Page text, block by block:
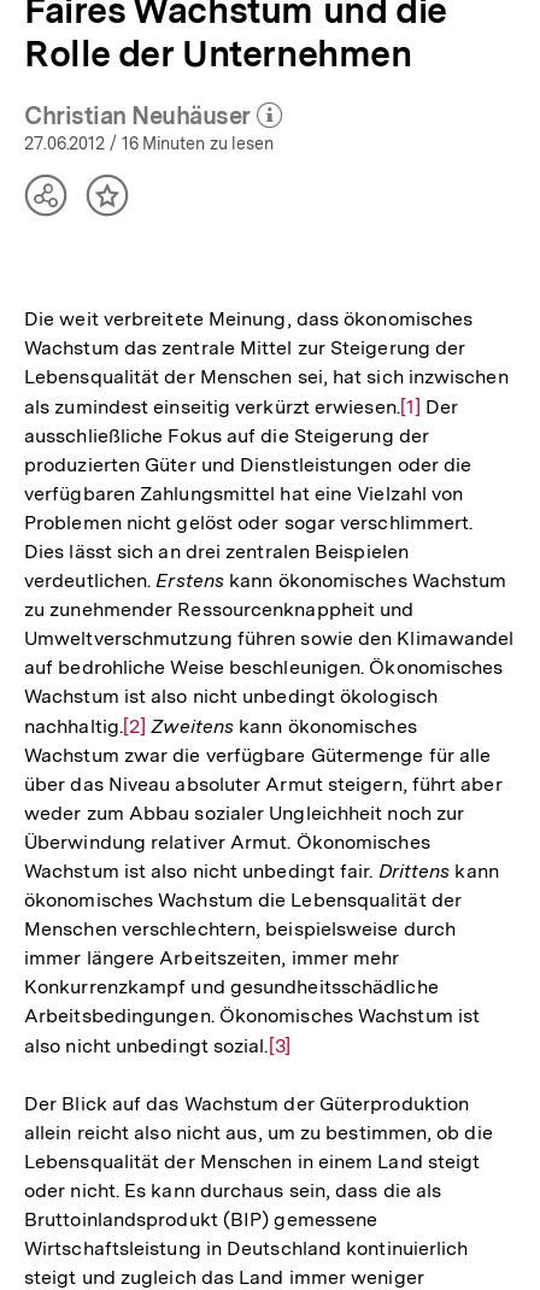
Faires Wachstum und die
Rolle der Unternehmen
Christian Neuhäuser
(Mehr zum Autor)
öffnen
27.06.2012 / 16 Minuten zu lesen
TeilenInhalt
Die weit verbreitete Meinung, dass ökonomisches
Wachstum das zentrale Mittel zur Steigerung der
Lebensqualität der Menschen sei, hat sich inzwischen
als zumindest einseitig verkürzt erwiesen.Zur
Auflösung
der
Fußnote
[1] Der
ausschließliche Fokus auf die Steigerung der
produzierten Güter und Dienstleistungen oder die
verfügbaren Zahlungsmittel hat eine Vielzahl von
Problemen nicht gelöst oder sogar verschlimmert.
Dies lässt sich an drei zentralen Beispielen
verdeutlichen. Erstens kann ökonomisches Wachstum
zu zunehmender Ressourcenknappheit und
Umweltverschmutzung führen sowie den Klimawandel
auf bedrohliche Weise beschleunigen. Ökonomisches
Wachstum ist also nicht unbedingt ökologisch
nachhaltig.Zur
Auflösung
der
Fußnote
[2] Zweitens kann ökonomisches
Wachstum zwar die verfügbare Gütermenge für alle
über das Niveau absoluter Armut steigern, führt aber
weder zum Abbau sozialer Ungleichheit noch zur
Überwindung relativer Armut. Ökonomisches
Wachstum ist also nicht unbedingt fair. Drittens kann
ökonomisches Wachstum die Lebensqualität der
Menschen verschlechtern, beispielsweise durch
immer längere Arbeitszeiten, immer mehr
Konkurrenzkampf und gesundheitsschädliche
Arbeitsbedingungen. Ökonomisches Wachstum ist
also nicht unbedingt sozial. Zur
der
Fußnote
[3]
Der Blick auf das Wachstum der Güterproduktion
allein reicht also nicht aus, um zu bestimmen, ob die
Lebensqualität der Menschen in einem Land steigt
oder nicht. Es kann durchaus sein, dass die als
Bruttoinlandsprodukt (BIP) gemessene
Wirtschaftsleistung in Deutschland kontinuierlich
steigt und zugleich das Land immer weniger